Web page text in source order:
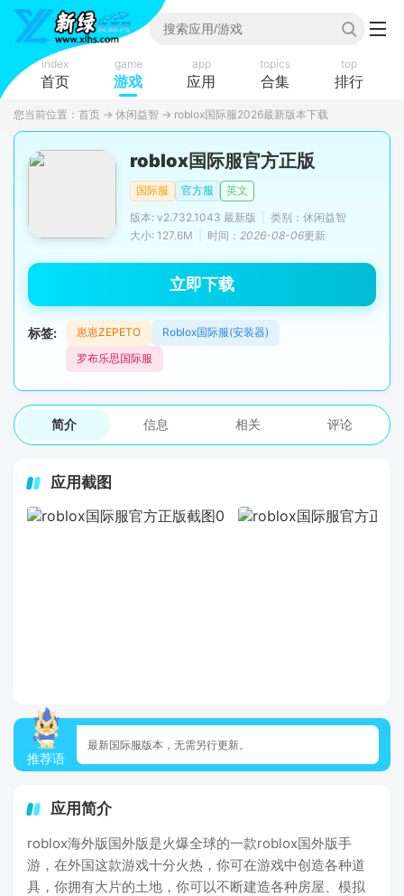
index
首页
game
游戏
app
应用
topics
合集
top
排行
您当前位置： 首页 → 休闲益智 → roblox国际服2026最新版本下载
roblox国际服官方正版
国际服 官方服
英文
版本: v2.732.1043 最新版
类别：休闲益智
大小: 127.6M
时间： 2026-08-06更新
立即下载
标签: 崽崽ZEPETO
Roblox国际服(安装器)
罗布乐思国际服
简介 信息 相关 评论
应用截图
推荐语
最新国际服版本，无需另行更新。
应用简介
roblox海外版国外版是火爆全球的一款roblox国外版手
游，在外国这款游戏十分火热，你可在游戏中创造各种道
具，你拥有大片的土地，你可以不断建造各种房屋、模拟